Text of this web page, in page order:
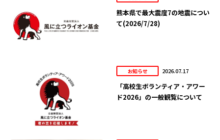
熊本県で最大震度7の地震につい
て(2026/7/28)
お知らせ 2026.07.17
「高校生ボランティア・アワー
ド2026」の一般観覧について